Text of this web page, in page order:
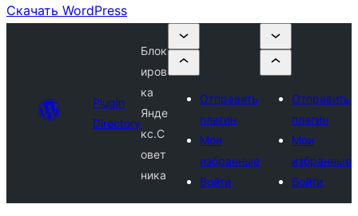
Скачать WordPress
Plugin
Directory
Блок
иров
ка
Янде
кс.С
овет
ника
Отправить
плагин
Мои
избранные
Войти
Отправить
плагин
Мои
избранные
Войти